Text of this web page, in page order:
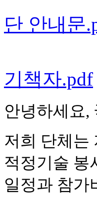
단 안내문
기책자.pdf
안녕하세요,
저희 단체는
적정기술 봉
일정과 참가